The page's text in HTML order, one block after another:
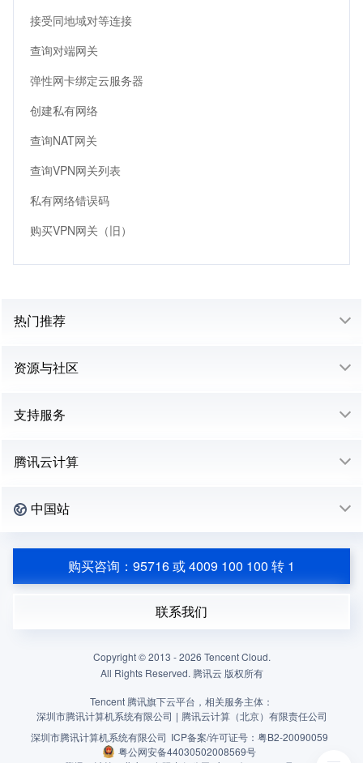
接受同地域对等连接
查询对端网关
弹性网卡绑定云服务器
创建私有网络
查询NAT网关
查询VPN网关列表
私有网络错误码
购买VPN网关（旧）
热门推荐
资源与社区
支持服务
腾讯云计算
中国站
购买咨询：95716 或 4009 100 100 转 1
联系我们
Copyright © 2013 -2026 Tencent Cloud.
All Rights Reserved. 腾讯云 版权所有
Tencent 腾讯旗下云平台，相关服务主体：
深圳市腾讯计算机系统有限公司 | 腾讯云计算（北京）有限责任公司
深圳市腾讯计算机系统有限公司 ICP备案/许可证号： 粤B2-20090059
粤公网安备44030502008569号